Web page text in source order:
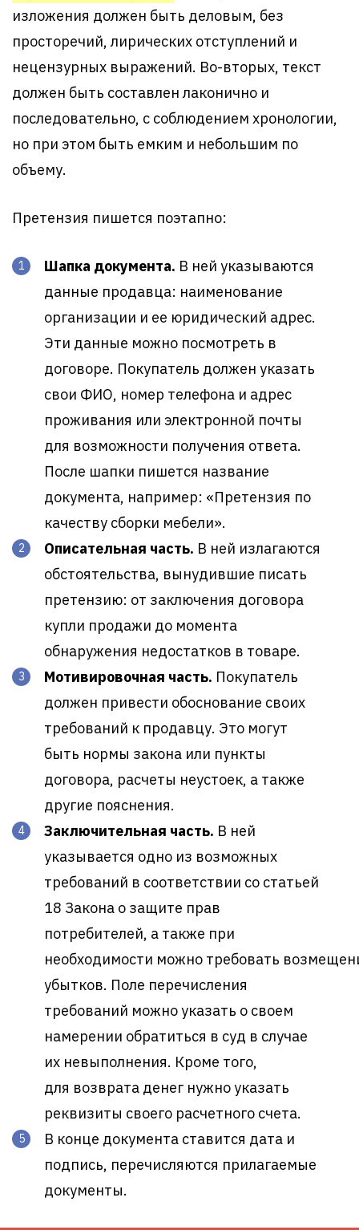
изложения должен быть деловым, без
просторечий, лирических отступлений и
нецензурных выражений. Во-вторых, текст
должен быть составлен лаконично и
последовательно, с соблюдением хронологии,
но при этом быть емким и небольшим по
объему.
Претензия пишется поэтапно:
Шапка документа. В ней указываются
данные продавца: наименование
организации и ее юридический адрес.
Эти данные можно посмотреть в
договоре. Покупатель должен указать
свои ФИО, номер телефона и адрес
проживания или электронной почты
для возможности получения ответа.
После шапки пишется название
документа, например: «Претензия по
качеству сборки мебели».
Описательная часть. В ней излагаются
обстоятельства, вынудившие писать
претензию: от заключения договора
купли продажи до момента
обнаружения недостатков в товаре.
Мотивировочная часть. Покупатель
должен привести обоснование своих
требований к продавцу. Это могут
быть нормы закона или пункты
договора, расчеты неустоек, а также
другие пояснения.
Заключительная часть. В ней
указывается одно из возможных
требований в соответствии со статьей
18 Закона о защите прав
потребителей, а также при
необходимости можно требовать
убытков. Поле перечисления
требований можно указать о своем
намерении обратиться в суд в случае
их невыполнения. Кроме того,
для возврата денег нужно указать
реквизиты своего расчетного счета.
В конце документа ставится дата и
подпись, перечисляются прилагаемые
документы.